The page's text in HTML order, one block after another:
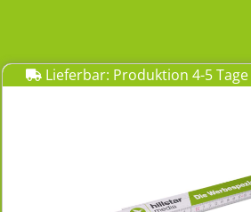
Lieferbar: Produktion 4-5